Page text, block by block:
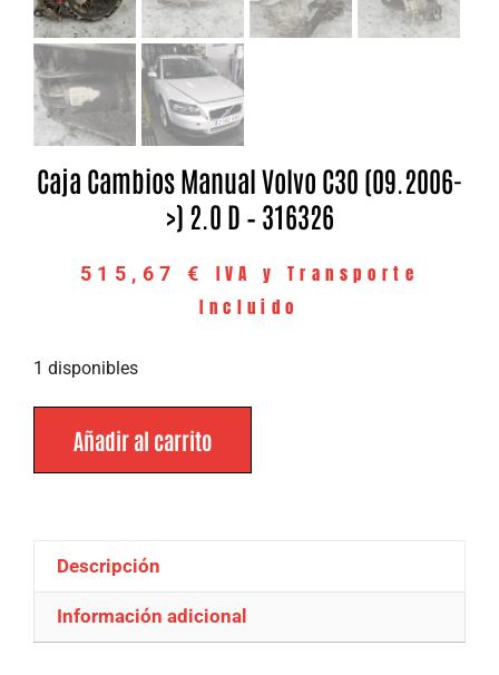
Caja Cambios Manual Volvo C30 (09.2006-
>) 2.0 D – 316326
515,67 €
IVA y Transporte
Incluido
1 disponibles
Añadir al carrito
Descripción
Información adicional